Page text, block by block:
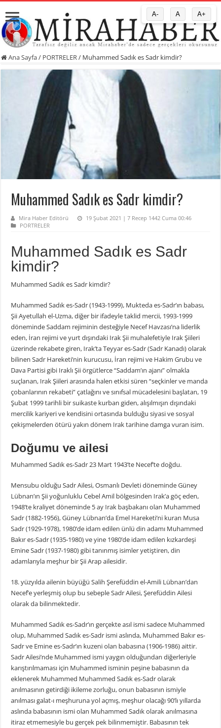
Ana Sayfa/ PORTRELER / Muhammed Sadık es Sadr kimdir?
Muhammed Sadık es Sadr kimdir?
Mira Haber Editörü
19 Şubat 2021 | 7 Recep 1442 Cuma 00:46
PORTRELER
Muhammed Sadık es Sadr
kimdir?
Muhammed Sadık es Sadr kimdir?
Muhammed Sadık es-Sadr (1943-1999), Mukteda es-Sadr’ın babası,
Şii Ayetullah el-Uzma, diğer bir ifadeyle taklid mercii, 1993-1999
döneminde Saddam rejiminin desteğiyle Necef Havzası’na liderlik
eden, İran rejimi ve yurt dışındaki Irak Şii muhalefetiyle Irak Şiileri
üzerinde rekabete giren, Irak’ta Teyyar es-Sadr (Sadr Kanadı) olarak
bilinen Sadr Hareketi’nin kurucusu, İran rejimi ve Hakim Grubu ve
Dava Partisi gibi Iraklı Şii örgütlerce “Saddam’ın ajanı” olmakla
suçlanan, Irak Şiileri arasında halen etkisi süren “seçkinler ve manda
çobanlarının rekabeti” çatlağını ve sınıfsal mücadelesini başlatan, 19
Şubat 1999 tarihli bir suikaste kurban giden, alışılmışın dışındaki
mercilik kariyeri ve kendisini ortasında bulduğu siyasi ve sosyal
çekişmelerden ötürü yakın dönem Irak tarihine damga vuran isim.
Doğumu ve ailesi
Muhammed Sadık es-Sadr 23 Mart 1943’te Necef’te doğdu.
Mensubu olduğu Sadr Ailesi, Osmanlı Devleti döneminde Güney
Lübnan’ın Şii yoğunluklu Cebel Amil bölgesinden Irak’a göç eden,
1948’te kraliyet döneminde 5 ay Irak başbakanı olan Muhammed
Sadr (1882-1956), Güney Lübnan’da Emel Hareketi’ni kuran Musa
Sadr (1929-1978), 1980’de idam edilen ünlü din adamı Muhammed
Bakır es-Sadr (1935-1980) ve yine 1980’de idam edilen kızkardeşi
Emine Sadr (1937-1980) gibi tanınmış isimler yetiştiren, din
adamlarıyla meşhur bir Şii Arap ailesidir.
18. yüzyılda ailenin büyüğü Salih Şerefüddin el-Amili Lübnan’dan
Necef’e yerleşmiş olup bu sebeple Sadr Ailesi, Şerefüddin Ailesi
olarak da bilinmektedir.
Muhammed Sadık es-Sadr’ın gerçekte asıl ismi sadece Muhammed
olup, Muhammed Sadık es-Sadr ismi aslında, Muhammed Bakır es-
Sadr ve Emine es-Sadr’ın kuzeni olan babasına (1906-1986) aittir.
Sadr Ailesi’nde Muhammed ismi yaygın olduğundan diğerleriyle
karıştırılmaması için Muhammed isminin peşine babasının da
eklenerek Muhammed Muhammed Sadık es-Sadr olarak
anılmasının getirdiği ikileme zorluğu, onun babasının ismiyle
anılması galat-ı meşhuruna yol açmış, meşhur olacağı 90’lı yıllarda
aslında babasının ismi olan Muhammed Sadık olarak anılmasına
itiraz etmemesiyle bu gerçek pek bilinmemiştir. Babasının tek
A- A A+